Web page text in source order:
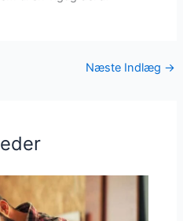
Næste Indlæg →